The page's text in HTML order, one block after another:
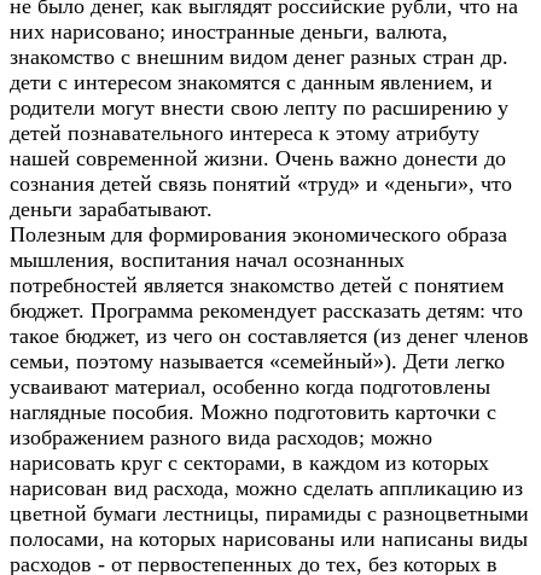
не было денег, как выглядят российские рубли, что на
них нарисовано; иностранные деньги, валюта,
знакомство с внешним видом денег разных стран др.
дети с интересом знакомятся с данным явлением, и
родители могут внести свою лепту по расширению у
детей познавательного интереса к этому атрибуту
нашей современной жизни. Очень важно донести до
сознания детей связь понятий «труд» и «деньги», что
деньги зарабатывают.
Полезным для формирования экономического образа
мышления, воспитания начал осознанных
потребностей является знакомство детей с понятием
бюджет. Программа рекомендует рассказать детям: что
такое бюджет, из чего он составляется (из денег членов
семьи, поэтому называется «семейный»). Дети легко
усваивают материал, особенно когда подготовлены
наглядные пособия. Можно подготовить карточки с
изображением разного вида расходов; можно
нарисовать круг с секторами, в каждом из которых
нарисован вид расхода, можно сделать аппликацию из
цветной бумаги лестницы, пирамиды с разноцветными
полосами, на которых нарисованы или написаны виды
расходов - от первостепенных до тех, без которых в